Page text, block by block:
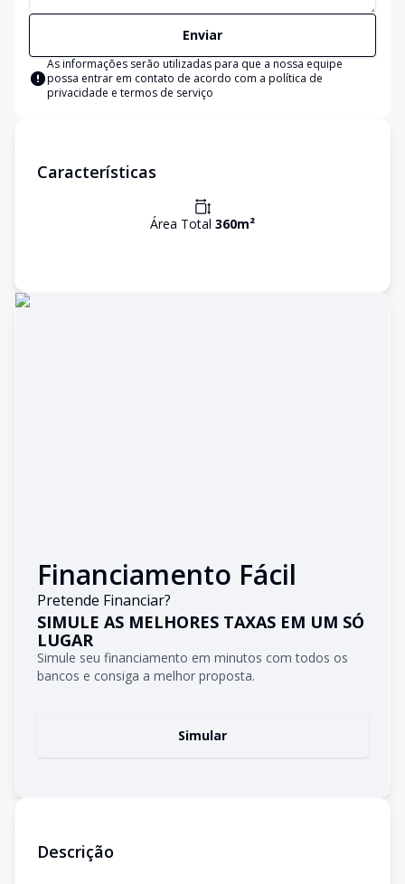
Enviar
As informações serão utilizadas para que a nossa equipe
possa entrar em contato de acordo com a política de
privacidade e termos de serviço
Características
Área Total 360m²
Financiamento Fácil
Pretende Financiar?
SIMULE AS MELHORES TAXAS EM UM SÓ
LUGAR
Simule seu financiamento em minutos com todos os
bancos e consiga a melhor proposta.
Simular
Descrição